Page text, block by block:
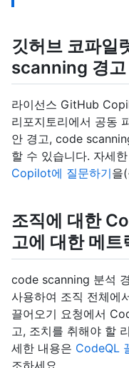
깃허브 코파일
scanning 경고
라이선스 GitHub
리포지토리에서 공동
안 경고, code
할 수 있습니다. 자세
Copilot에 질문하기을
조직에 대한
고에 대한 메트
code scanning 분석
사용하여 조직 전체에
끌어오기 요청에서
고, 조치를 취해야 할
세한 내용은 CodeQL
조하세요.